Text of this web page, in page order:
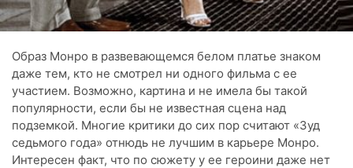
Образ Монро в развевающемся белом платье знаком
даже тем, кто не смотрел ни одного фильма с ее
участием. Возможно, картина и не имела бы такой
популярности, если бы не известная сцена над
подземкой. Многие критики до сих пор считают «Зуд
седьмого года» отнюдь не лучшим в карьере Монро.
Интересен факт, что по сюжету у ее героини даже нет